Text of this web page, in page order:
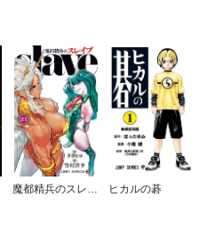
魔都精兵のスレイブ ヒカルの碁